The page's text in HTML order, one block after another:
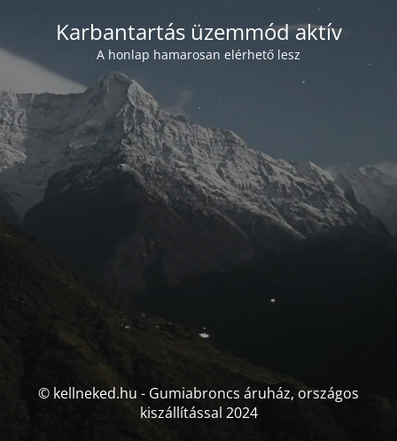
Karbantartás üzemmód aktív
A honlap hamarosan elérhető lesz
© kellneked.hu - Gumiabroncs áruház, országos
kiszállítással 2024